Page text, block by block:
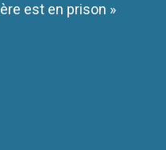
est en prison »